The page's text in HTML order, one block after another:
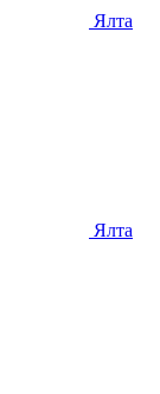
Ялта
Ялта